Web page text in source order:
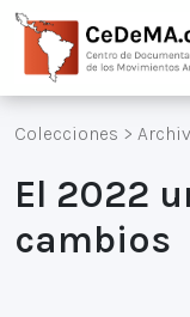
Colecciones >
El 2022
cambios